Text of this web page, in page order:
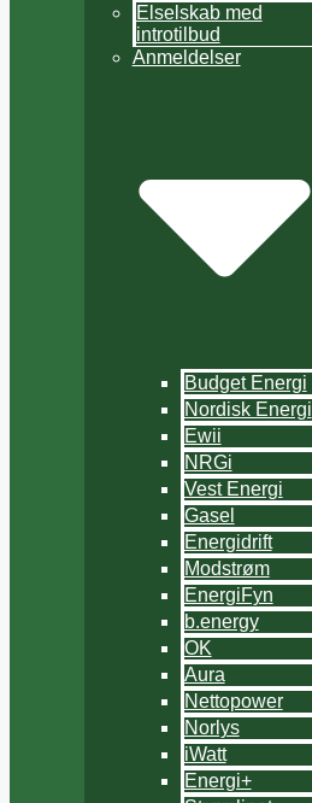
Elselskab med
introtilbud
Anmeldelser
Budget Energi
Nordisk Energi
Ewii
NRGi
Vest Energi
Gasel
Energidrift
Modstrøm
EnergiFyn
b.energy
OK
Aura
Nettopower
Norlys
iWatt
Energi+